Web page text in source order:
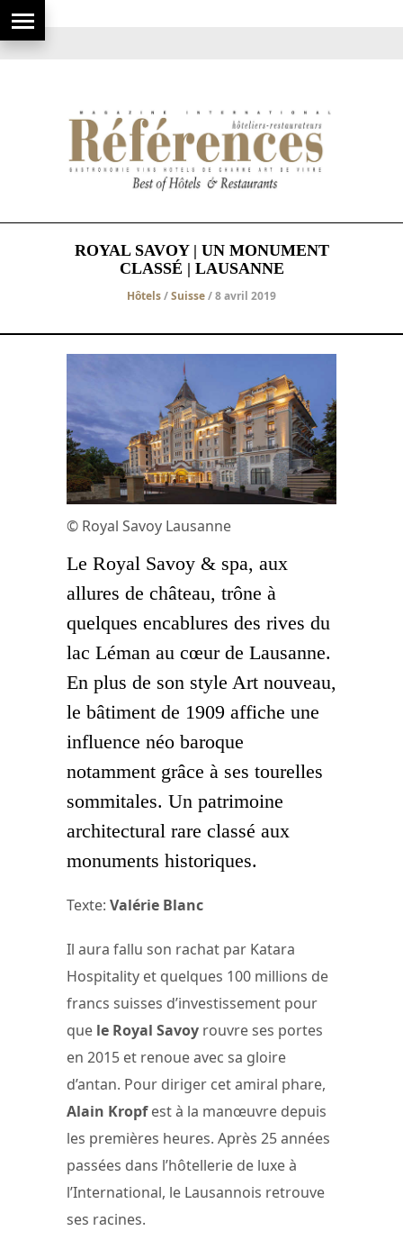
ROYAL SAVOY | UN MONUMENT
CLASSÉ | LAUSANNE
Hôtels/Suisse/ 8 avril 2019
© Royal Savoy Lausanne
Le Royal Savoy & spa, aux
allures de château, trône à
quelques encablures des rives du
lac Léman au cœur de Lausanne.
En plus de son style Art nouveau,
le bâtiment de 1909 affiche une
influence néo baroque
notamment grâce à ses tourelles
sommitales. Un patrimoine
architectural rare classé aux
monuments historiques.
Texte: Valérie Blanc
Il aura fallu son rachat par Katara
Hospitality et quelques 100 millions de
francs suisses d’investissement pour
que le Royal Savoy rouvre ses portes
en 2015 et renoue avec sa gloire
d’antan. Pour diriger cet amiral phare,
Alain Kropfest à la manœuvre depuis
les premières heures. Après 25 années
passées dans l’hôtellerie de luxe à
l’International, le Lausannois retrouve
ses racines.